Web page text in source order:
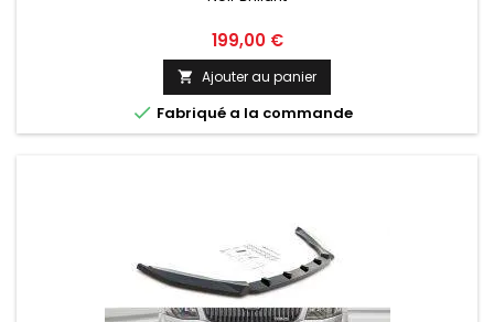
Prix
199,00 €
 Ajouter au panier
 Fabriqué a la commande